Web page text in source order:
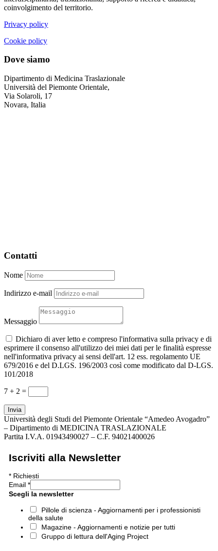
coinvolgimento del territorio.
Privacy policy
Cookie policy
Dove siamo
Dipartimento di Medicina Traslazionale
Università del Piemonte Orientale,
Via Solaroli, 17
Novara, Italia
Contatti
Nome
Indirizzo e-mail
Messaggio
Dichiaro di aver letto e compreso l'informativa sulla privacy e di
esprimere il consenso all'utilizzo dei miei dati per le finalità espresse
nell'informativa privacy ai sensi dell'art. 12 ess. regolamento UE
679/2016 e del D.LGS. 196/2003 così come modificato dal D-LGS.
101/2018
7 + 2 =
Invia
Università degli Studi del Piemonte Orientale “Amedeo Avogadro”
– Dipartimento di MEDICINA TRASLAZIONALE
Partita I.V.A. 01943490027 – C.F. 94021400026
Iscriviti alla Newsletter
* Richiesti
Email *
Scegli la newsletter
Pillole di scienza - Aggiornamenti per i professionisti
della salute
Magazine - Aggiornamenti e notizie per tutti
Gruppo di lettura dell'Aging Project